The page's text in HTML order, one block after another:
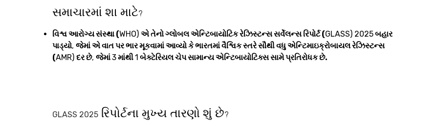
સમાચારમાં શા માટે?
વિશ્વ આરોગ્ય સંસ્થા (WHO) એ તેનો ગ્લોબલ એન્ટિબાયોટિક રેઝિસ્ટન્સ સર્વેલન્સ રિપોર્ટ (GLASS) 2025બહાર
પાડ્યો, જેમાં એ વાત પર ભાર મૂકવામાં આવ્યો કે ભારતમાં વૈશ્વિક સ્તરે સૌથી વધુ એન્ટિમાઇક્રોબાયલ રેઝિસ્ટન્સ
(AMR) દર છે, જેમાં3માંથી1 બેક્ટેરિયલ ચેપ સામાન્ય એન્ટિબાયોટિક્સ સામે પ્રતિરોધક છે.
GLASS 2025 રિપોર્ટના મુખ્ય તારણો શું છે?